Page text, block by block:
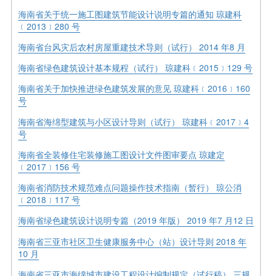
海南省关于统一施工图建筑节能设计说明专篇的通知 琼建科
﹝2013﹞280 号
海南省台风灾后农村房屋重建技术导则（试行） 2014 年8 月
海南省绿色建筑设计基本规程（试行） 琼建科﹝2015﹞129 号
海南省关于加快推进绿色建筑发展的意见 琼建科﹝2016﹞160
号
海南省海绵型建筑与小区设计导则（试行） 琼建科﹝2017﹞4
号
海南省全装修住宅装修施工图设计文件图审要点 琼建定
﹝2017﹞156 号
海南省消防技术规范难点问题操作技术指南（暂行） 琼公消
﹝2018﹞117 号
海南省绿色建筑设计说明专篇（2019 年版） 2019 年7 月12 日
海南省三亚市社区卫生健康服务中心（站）设计导则 2018 年
10 月